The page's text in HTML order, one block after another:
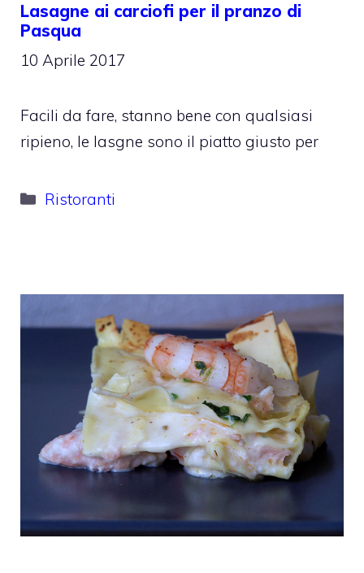
Lasagne ai carciofi per il pranzo di
Pasqua
10 Aprile 2017
Facili da fare, stanno bene con qualsiasi
ripieno, le lasgne sono il piatto giusto per
Categorie
Ristoranti